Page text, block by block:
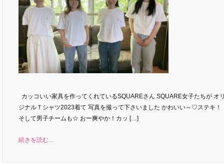
カッコいい家具を作ってくれているSQUAREさん SQUARE女子たちが オ
ジナルＴシャツ2023着て 写真を撮って下さいました かわいい～♡ステキ
そして男子チームも☆ おー爽やか！カッ […]
続きを読む...